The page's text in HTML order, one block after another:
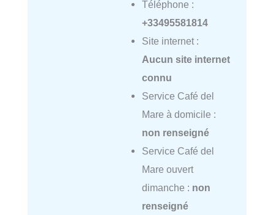
Téléphone :
+33495581814
Site internet :
Aucun site internet
connu
Service Café del
Mare à domicile :
non renseigné
Service Café del
Mare ouvert
dimanche : non
renseigné